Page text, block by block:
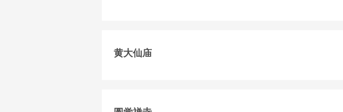
黄大仙庙